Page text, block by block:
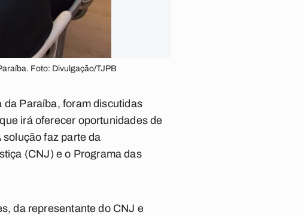
Foto: Divulgação/TJPB
da Paraíba, foram discutidas
irá oferecer oportunidades de
faz parte da
(CNJ) e o Programa das
da representante do CNJ e